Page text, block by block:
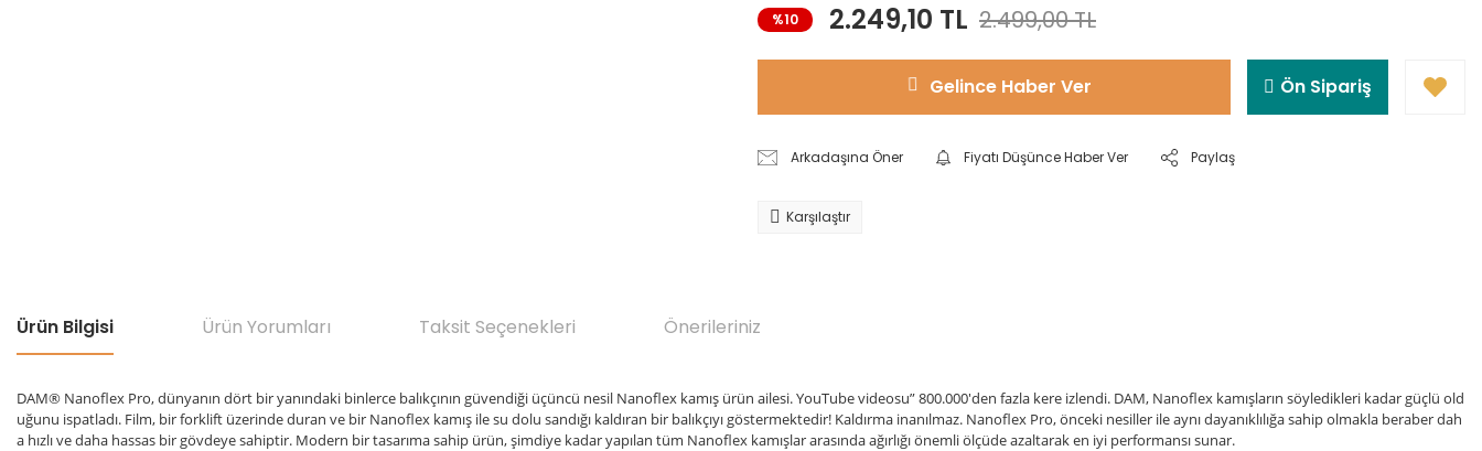
%10 2.249,10 TL 2.499,00 TL
Gelince Haber Ver Ön Sipariş
Arkadaşına Öner Fiyatı Düşünce Haber Ver Paylaş
Karşılaştır
Ürün Bilgisi Ürün Yorumları Taksit Seçenekleri Önerileriniz
DAM® Nanoflex Pro, dünyanın dört bir yanındaki binlerce balıkçının güvendiği üçüncü nesil Nanoflex kamış ürün ailesi. YouTube videosu” 800.000'den fazla kere izlendi. DAM, Nanoflex kamışların söyledikleri kadar güçlü old
uğunu ispatladı. Film, bir forklift üzerinde duran ve bir Nanoflex kamış ile su dolu sandığı kaldıran bir balıkçıyı göstermektedir! Kaldırma inanılmaz. Nanoflex Pro, önceki nesiller ile aynı dayanıklılığa sahip olmakla beraber dah
a hızlı ve daha hassas bir gövdeye sahiptir. Modern bir tasarıma sahip ürün, şimdiye kadar yapılan tüm Nanoflex kamışlar arasında ağırlığı önemli ölçüde azaltarak en iyi performansı sunar.